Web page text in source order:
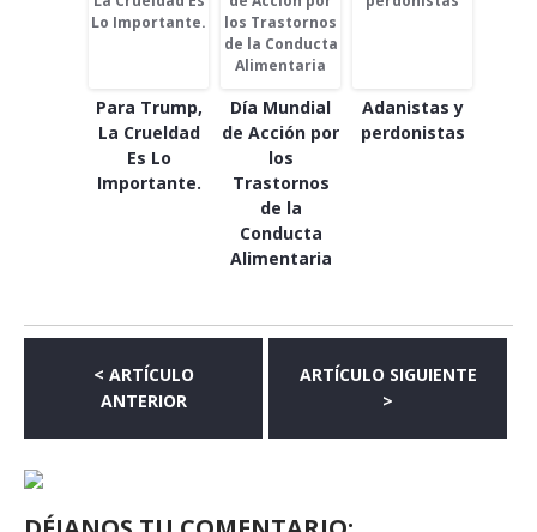
Para Trump,
La Crueldad
Es Lo
Importante.
Día Mundial
de Acción por
los
Trastornos
de la
Conducta
Alimentaria
Adanistas y
perdonistas
< ARTÍCULO
ANTERIOR
ARTÍCULO SIGUIENTE
>